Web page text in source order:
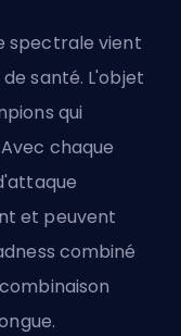
spectrale vient
santé. L'objet
qui
chaque
et peuvent
combiné